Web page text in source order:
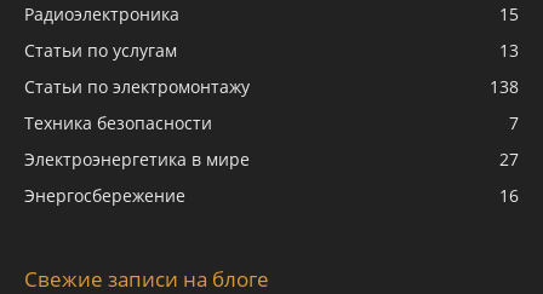
Радиоэлектроника
15
Статьи по услугам
13
Статьи по электромонтажу
138
Техника безопасности
7
Электроэнергетика в мире
27
Энергосбережение
16
Свежие записи на блоге